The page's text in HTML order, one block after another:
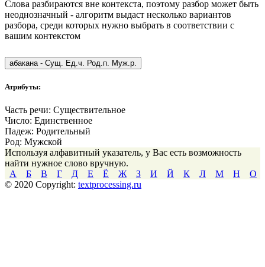
Слова разбираются вне контекста, поэтому разбор может быть
неоднозначный - алгоритм выдаст несколько вариантов
разбора, среди которых нужно выбрать в соответствии с
вашим контекстом
абакана - Сущ. Ед.ч. Род.п. Муж.р.
Атрибуты:
Часть речи: Существительное
Число: Единственное
Падеж: Родительный
Род: Мужской
Используя алфавитный указатель, у Вас есть возможность
найти нужное слово вручную.
А
Б В Г Д Е Ё Ж З И Й К Л М Н
О
© 2020 Copyright: textprocessing.ru